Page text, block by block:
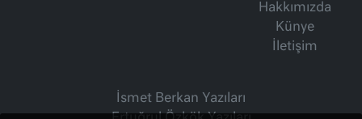
Hakkımızda
Künye
İletişim
İsmet Berkan Yazıları